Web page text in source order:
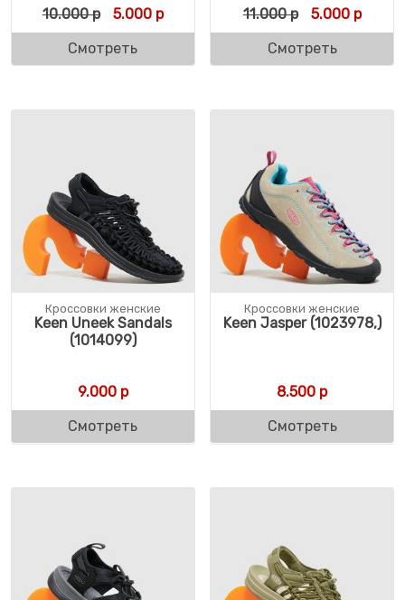
10.000р Первоначальная цена составляла 10.000
5.000рТекущая цена: 5.000 р.
Смотреть
11.000р 5.000р
Смотреть
Кроссовки женские
Keen Uneek Sandals
(1014099)
9.000р
Смотреть
Кроссовки женские
Keen Jasper (1023978,)
8.500 р
Смотреть